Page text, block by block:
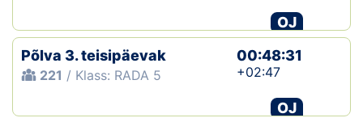
OJ
Põlva 3. teisipäevak
221 / Klass: RADA 5
00:48:31
+02:47
OJ